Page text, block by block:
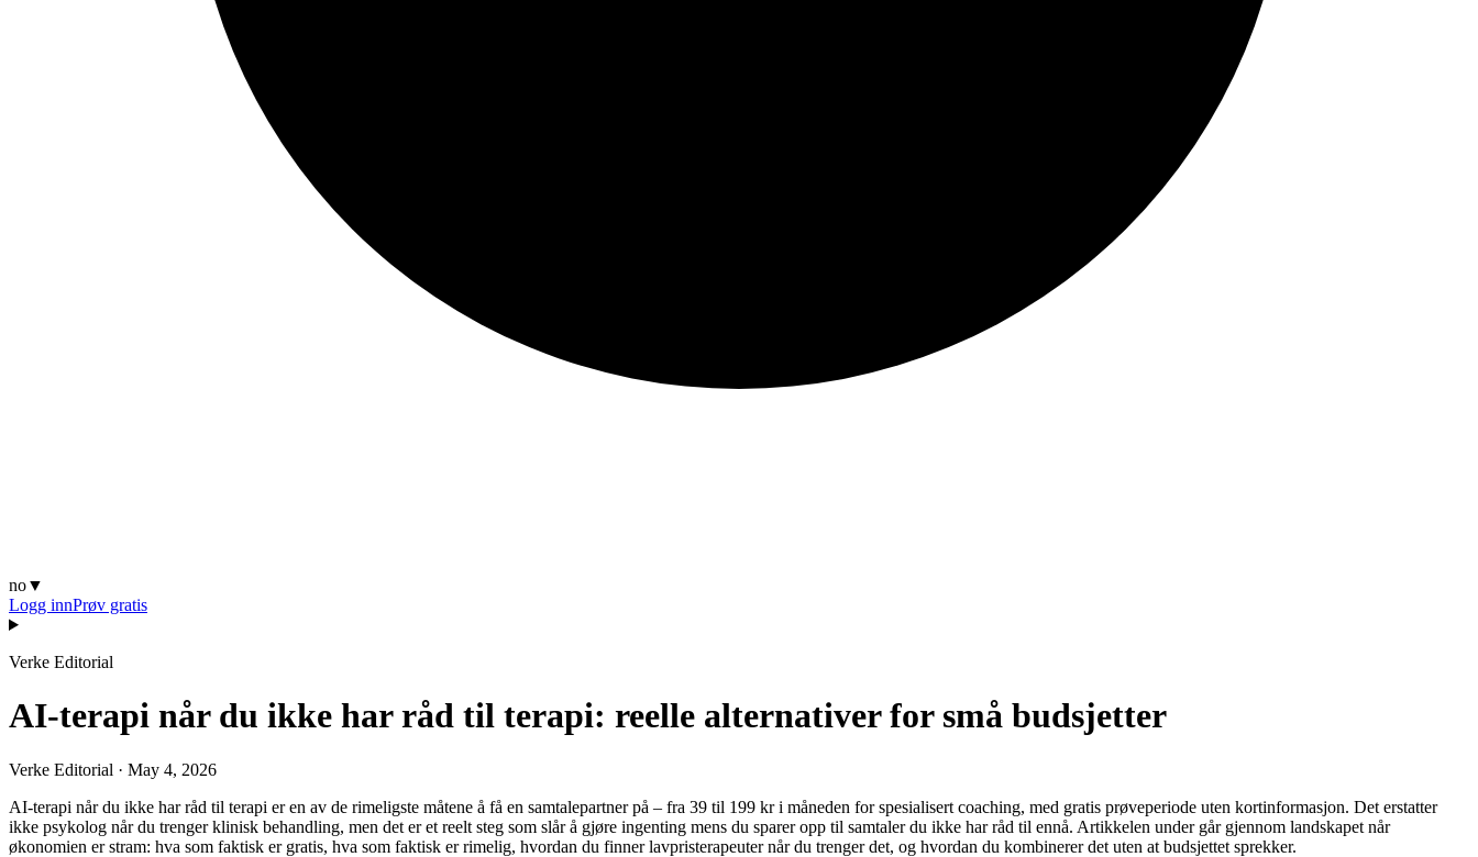
no▼
Logg innPrøv gratis
Verke Editorial
AI-terapi når du ikke har råd til terapi: reelle alternativer for små budsjetter
Verke Editorial · May 4, 2026
AI-terapi når du ikke har råd til terapi er en av de rimeligste måtene å få en samtalepartner på – fra 39 til 199 kr i måneden for spesialisert coaching, med gratis prøveperiode uten kortinformasjon. Det erstatter
ikke psykolog når du trenger klinisk behandling, men det er et reelt steg som slår å gjøre ingenting mens du sparer opp til samtaler du ikke har råd til ennå. Artikkelen under går gjennom landskapet når
økonomien er stram: hva som faktisk er gratis, hva som faktisk er rimelig, hvordan du finner lavpristerapeuter når du trenger det, og hvordan du kombinerer det uten at budsjettet sprekker.